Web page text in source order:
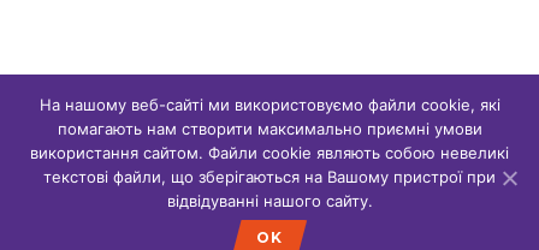
© Copyright,2026 сайт є власністю ГО "ГР ВАРТА" | Всі права
захищено
facebookinstagramyoutube
На нашому веб-сайті ми використовуємо файли cookie, які
помагають нам створити максимально приємні умови
використання сайтом. Файли cookie являють собою невеликі
текстові файли, що зберігаються на Вашому пристрої при
відвідуванні нашого сайту.
OK